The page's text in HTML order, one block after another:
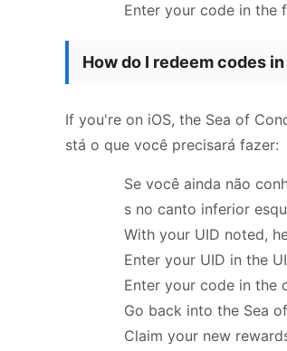
Enter your code in the
How do I redeem codes
If you're on iOS, the Sea of
stá o que você precisará fazer:
Se você ainda não
s no canto inferior
With your UID noted,
Enter your UID in the
Enter your code in the
Go back into the Sea
Claim your new